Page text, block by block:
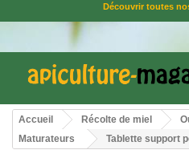
Découvrir toutes
Accueil Récolte de miel
Maturateurs
Tablette support